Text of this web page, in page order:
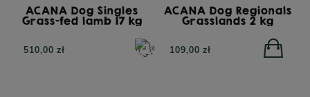
ACANA Dog Singles
Grass-fed lamb 17 kg
510,00 zł
ACANA Dog Regionals
Grasslands 2 kg
109,00 zł